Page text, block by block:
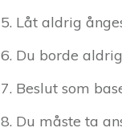
Låt aldrig
Du borde
Beslut som
Du måste ta